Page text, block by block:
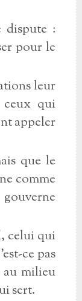
dispute :
pour le
leur
ceux qui
appeler
que le
comme
celui qui
ce pas
au milieu
sert.